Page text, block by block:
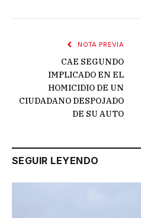
NOTA PREVIA
CAE SEGUNDO
IMPLICADO EN EL
HOMICIDIO DE UN
CIUDADANO DESPOJADO
DE SU AUTO
SEGUIR LEYENDO